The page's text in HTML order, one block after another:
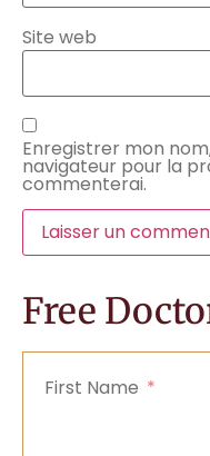
Site web
Enregistrer mon
navigateur pour la
commenterai.
Free
First Name